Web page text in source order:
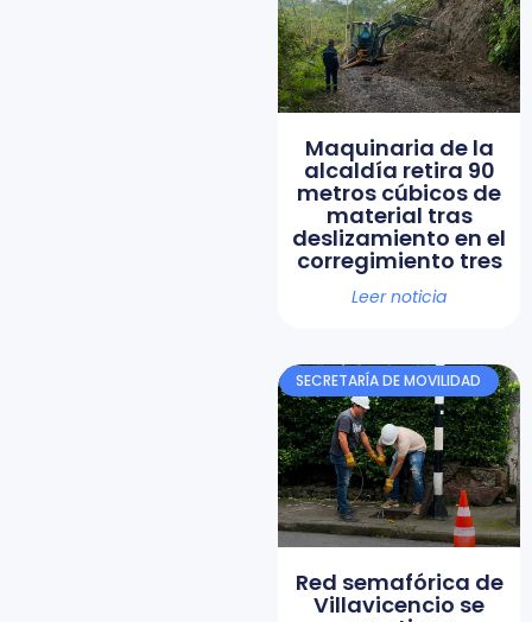
Maquinaria de la
alcaldía retira 90
metros cúbicos de
material tras
deslizamiento en el
corregimiento tres
Leer noticia
SECRETARÍA DE MOVILIDAD
Red semafórica de
Villavicencio se